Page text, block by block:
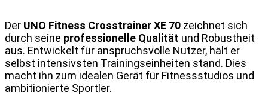
Der UNO Fitness Crosstrainer XE 70 zeichnet sich
durch seine professionelle Qualität und Robustheit
aus. Entwickelt für anspruchsvolle Nutzer, hält er
selbst intensivsten Trainingseinheiten stand. Dies
macht ihn zum idealen Gerät für Fitnessstudios und
ambitionierte Sportler.